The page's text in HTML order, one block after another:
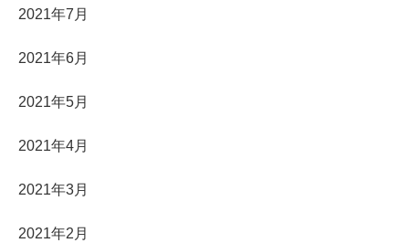
2021年7月
2021年6月
2021年5月
2021年4月
2021年3月
2021年2月